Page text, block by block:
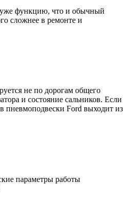
функцию, что и обычный
сложнее в ремонте и
не по дорогам общего
и состояние сальников. Если
пневмоподвески Ford выходит из
параметры работы